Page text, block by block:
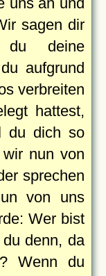
sagen dir
deine
aufgrund
verbreiten
hattest,
du dich so
nun von
sprechen
von uns
Wer bist
denn, da
Wenn du